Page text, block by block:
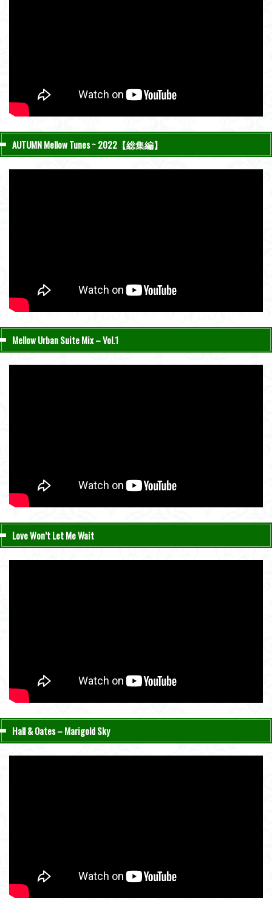
AUTUMN Mellow Tunes ~ 2022【総集編】
Mellow Urban Suite Mix – Vol.1
Love Won’t Let Me Wait
Hall & Oates – Marigold Sky